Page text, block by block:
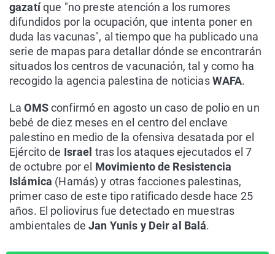
gazatíque "no preste atención a los rumores
difundidos por la ocupación, que intenta poner en
duda las vacunas", al tiempo que ha publicado una
serie de mapas para detallar dónde se encontrarán
situados los centros de vacunación, tal y como ha
recogido la agencia palestina de noticiasWAFA.
LaOMSconfirmó en agosto un caso de polio en un
bebé de diez meses en el centro del enclave
palestino en medio de la ofensiva desatada por el
Ejército de Israel tras los ataques ejecutados el 7
de octubre por el Movimiento de Resistencia
Islámica (Hamás) y otras facciones palestinas,
primer caso de este tipo ratificado desde hace 25
años. El poliovirus fue detectado en muestras
ambientales deJan Yunis y Deir al Balá.